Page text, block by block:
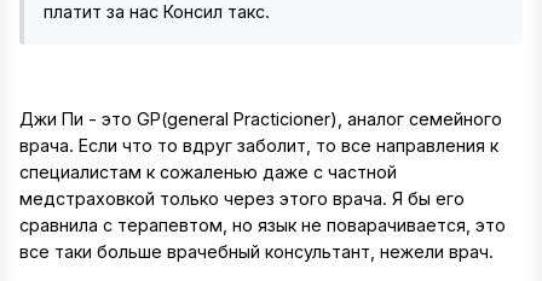
платит за нас Консил такс.
Джи Пи - это GP(general Practicioner), аналог семейного
врача. Если что то вдруг заболит, то все направления к
специалистам к сожаленью даже с частной
медстраховкой только через этого врача. Я бы его
сравнила с терапевтом, но язык не поварачивается, это
все таки больше врачебный консультант, нежели врач.